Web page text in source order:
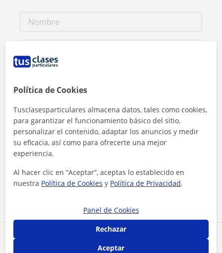
Comparte a este profesor
Al hacer clic, aceptas nuestro
Contactar ahora
Política de Cookies
Tusclasesparticulares almacena datos, tales como cookies,
para garantizar el funcionamiento básico del sitio,
personalizar el contenido, adaptar los anuncios y medir
su eficacia, así como para ofrecerte una mejor
experiencia.
Al hacer clic en “Aceptar”, aceptas lo establecido en
nuestra Política de Cookies y Política de Privacidad.
Panel de Cookies
Rechazar
Aceptar